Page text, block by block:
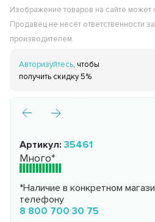
Изображение товаров на сайте может
Продавец не несёт ответственности
производителем.
Авторизуйтесь, чтобы
получить скидку 5%
Артикул:35461
Много*
*Наличие в конкретном
телефону
8 800 700 30 75